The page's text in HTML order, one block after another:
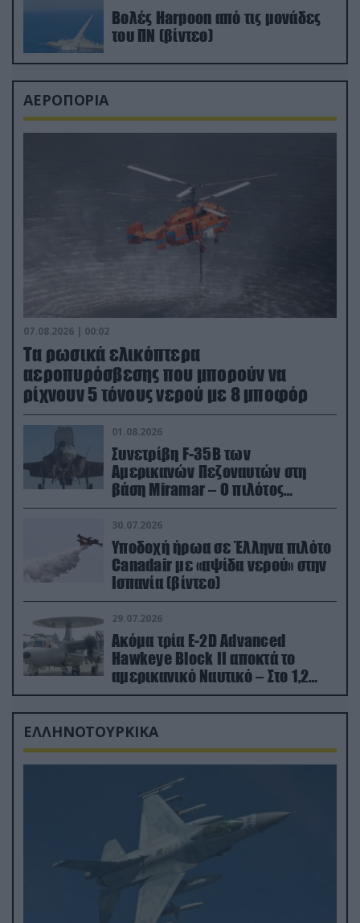
Βολές Harpoon από τις μονάδες
του ΠΝ (βίντεο)
ΑΕΡΟΠΟΡΙΑ
07.08.2026 | 00:02
Τα ρωσικά ελικόπτερα
αεροπυρόσβεσης που μπορούν να
ρίχνουν 5 τόνους νερού με 8 μποφόρ
01.08.2026
Συνετρίβη F-35B των
Αμερικανών Πεζοναυτών στη
βάση Miramar – Ο πιλότος
εκτινάχθηκε εγκαίρως
30.07.2026
Υποδοχή ήρωα σε Έλληνα πιλότο
Canadair με «αψίδα νερού» στην
Ισπανία (βίντεο)
29.07.2026
Ακόμα τρία E-2D Advanced
Hawkeye Block II αποκτά το
αμερικανικό Ναυτικό – Στο 1,2
δισ.δολάρια το κόστος
ΕΛΛΗΝΟΤΟΥΡΚΙΚΑ